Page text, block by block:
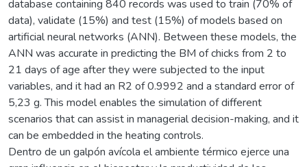
database containing 840 records was used to train (70% of
data), validate (15%) and test (15%) of models based on
artificial neural networks (ANN). Between these models, the
ANN was accurate in predicting the BM of chicks from 2 to
21 days of age after they were subjected to the input
variables, and it had an R2 of 0.9992 and a standard error of
5,23 g. This model enables the simulation of different
scenarios that can assist in managerial decision-making, and it
can be embedded in the heating controls.
Dentro de un galpón avícola el ambiente térmico ejerce una